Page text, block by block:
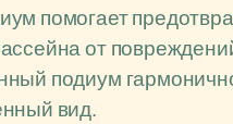
помогает
от
подиум
вид.